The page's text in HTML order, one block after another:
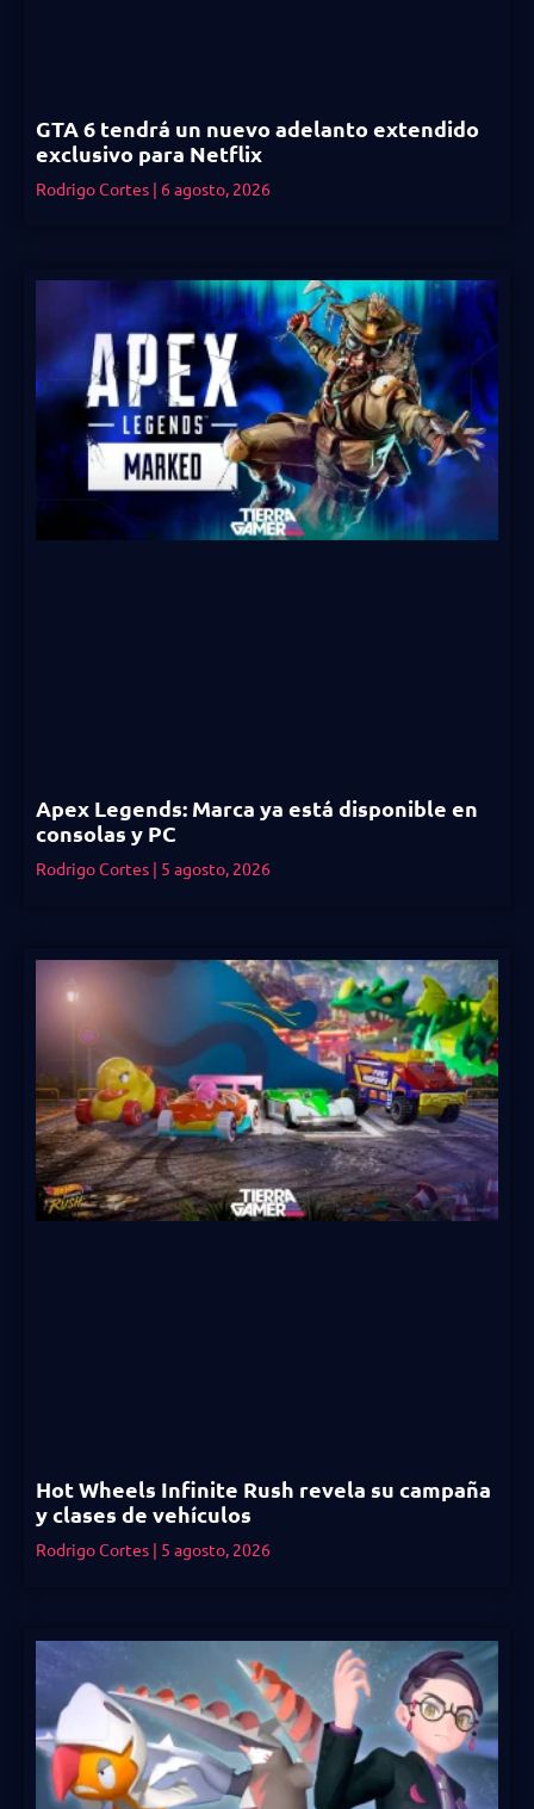
GTA 6 tendrá un nuevo adelanto extendido
exclusivo para Netflix
Rodrigo Cortes 6 agosto, 2026
Apex Legends: Marca ya está disponible en
consolas y PC
Rodrigo Cortes 5 agosto, 2026
Hot Wheels Infinite Rush revela su campaña
y clases de vehículos
Rodrigo Cortes 5 agosto, 2026